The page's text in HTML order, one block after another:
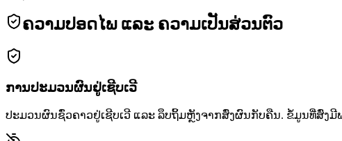
ຄວາມປອດໄພ ແລະ ຄວາມເປັນສ່ວນຕົວ
ການປະມວນຜົນຢູ່ເຊີບເວີ
ປະມວນຜົນຊົ່ວຄາວຢູ່ເຊີບເວີ ແລະ ລຶບຖິ້ມຫຼັງຈາກສົ່ງຜົນກັບຄືນ. ຂໍ້ມູນທີ່ສົ່ງມີ